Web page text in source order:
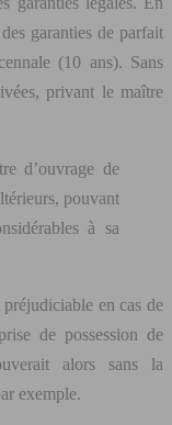
garanties de parfait
(10 ans). Sans
privant le maître
d’ouvrage de
pouvant
à sa
en cas de
de possession de
alors sans la
exemple.